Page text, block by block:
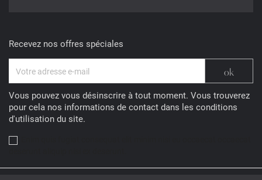
Recevez nos offres spéciales
Vous pouvez vous désinscrire à tout moment. Vous trouverez
pour cela nos informations de contact dans les conditions
d'utilisation du site.